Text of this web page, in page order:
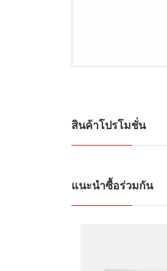
สินค้าโปรโมชั่น
แนะนำซื้อร่วมกัน